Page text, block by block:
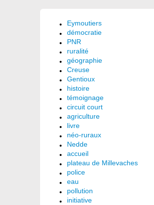
Eymoutiers
démocratie
PNR
ruralité
géographie
Creuse
Gentioux
histoire
témoignage
circuit court
agriculture
livre
néo-ruraux
Nedde
accueil
plateau de Millevaches
police
eau
pollution
initiative